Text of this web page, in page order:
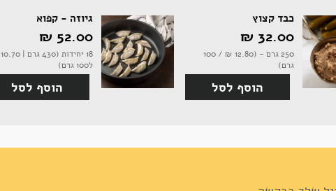
כבד קצוץ
32.00 ‏₪
250 גרם - (12.80 ‏₪ / 100
גרם)
הוסף לסל
גיוזה - קפוא
52.00 ‏₪
18 יחידות (430 גרם | 10.70
ל100 גרם)
הוסף לסל